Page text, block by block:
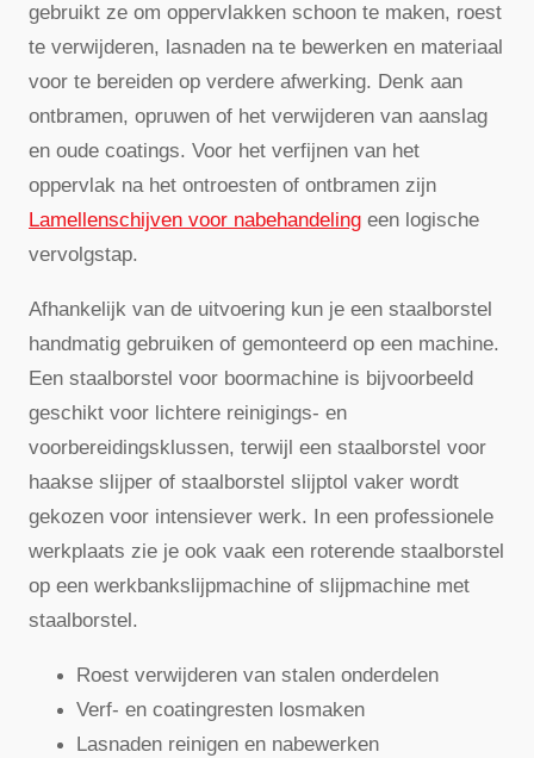
gebruikt ze om oppervlakken schoon te maken, roest
te verwijderen, lasnaden na te bewerken en materiaal
voor te bereiden op verdere afwerking. Denk aan
ontbramen, opruwen of het verwijderen van aanslag
en oude coatings. Voor het verfijnen van het
oppervlak na het ontroesten of ontbramen zijn
Lamellenschijven voor nabehandeling een logische
vervolgstap.
Afhankelijk van de uitvoering kun je een staalborstel
handmatig gebruiken of gemonteerd op een machine.
Een staalborstel voor boormachine is bijvoorbeeld
geschikt voor lichtere reinigings- en
voorbereidingsklussen, terwijl een staalborstel voor
haakse slijper of staalborstel slijptol vaker wordt
gekozen voor intensiever werk. In een professionele
werkplaats zie je ook vaak een roterende staalborstel
op een werkbankslijpmachine of slijpmachine met
staalborstel.
Roest verwijderen van stalen onderdelen
Verf- en coatingresten losmaken
Lasnaden reinigen en nabewerken